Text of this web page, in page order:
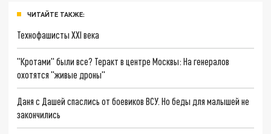
ЧИТАЙТЕ ТАКЖЕ:
Технофашисты XXI века
"Кротами" были все? Теракт в центре Москвы: На генералов
охотятся "живые дроны"
Даня с Дашей спаслись от боевиков ВСУ. Но беды для малышей не
закончились